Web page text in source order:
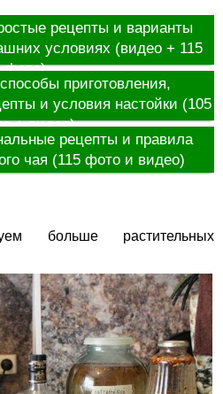
рецепты и варианты
условиях (видео + 115
фото)
приготовления,
и условия настойки (105
+ видео)
рецепты и правила
чая (115 фото и видео)
больше растительных